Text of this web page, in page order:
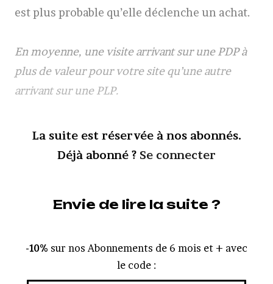
est plus probable qu’elle déclenche un achat.
En moyenne, une visite arrivant sur une PDP à
plus de valeur pour votre site qu’une autre
arrivant sur une PLP.
La suite est réservée à nos abonnés.
Déjà abonné ? Se connecter
Envie de lire la suite ?
-10% sur nos Abonnements de 6 mois et + avec
le code :